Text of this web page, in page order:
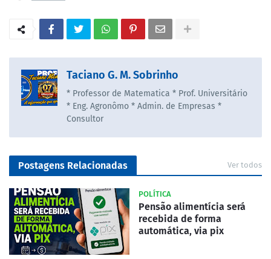
Taciano G. M. Sobrinho
* Professor de Matematica * Prof. Universitário
* Eng. Agronômo * Admin. de Empresas *
Consultor
Postagens Relacionadas Ver todos
POLÍTICA
Pensão alimentícia será
recebida de forma
automática, via pix